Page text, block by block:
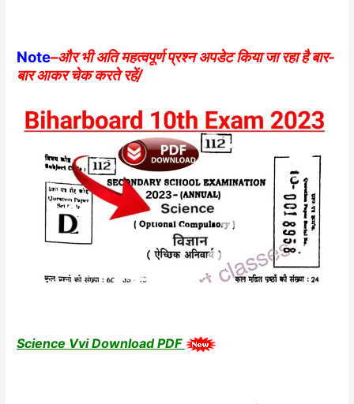
Note–और भी अति महत्वपूर्ण प्रश्न अपडेट किया जा रहा है बार-
बार आकर चेक करते रहें/
Science Vvi Download PDF